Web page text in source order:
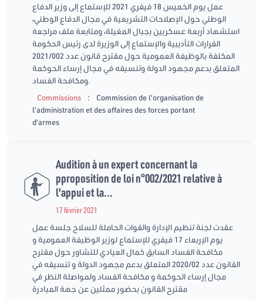
عمل يوم الخميس 18 فيفري 2021 للإستماع إلى وزير الدفاع
الوطني حول الإصلاحات التشريعية في مجال الدفاع الوطني،
استشهاد أربعة عسكريين بجبال المغيلة، ومتابعة ملف مراجعة
القرارات التأديبية والإستماع إلى الوزيرة لدى رئيس الحكومة
المكلفة بالوظيفة العمومية حول مقترح قانون عدد 2021/002
المتعلق بدعم مجهود الدولة وتنسيقه في مجال إرساء الحوكمة
ومكافحة الفساد.
Commissions
:
Commission de l’organisation de
l’administration et des affaires des forces portant
d’armes
Audition à un expert concernant la
pproposition de loi n°002/2021 relative à
l'appui et la...
17 février 2021
عقدت لجنة تنظيم الإدارة والقوات الحاملة للسلاح جلسة عمل
يوم الإربعاء 17 فيفري للإستماع لوزير الوظيفة العمومية و
مكافحة الفساد السابق كمال العيادي للتشاور حول مقترح
القانون عدد 2020/02 المتعلق بدعم مجهود الدولة و تنسيقه في
مجال إرساء الحوكمة و مكافحة الفساد ولمواصلة النظر في
مقترح القانون بحضور ممثلين عن جهة المبادرة